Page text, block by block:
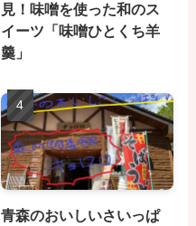
見！味噌を使った和のス
イーツ「味噌ひとくち羊
羹」
青森のおいしいさいっぱ